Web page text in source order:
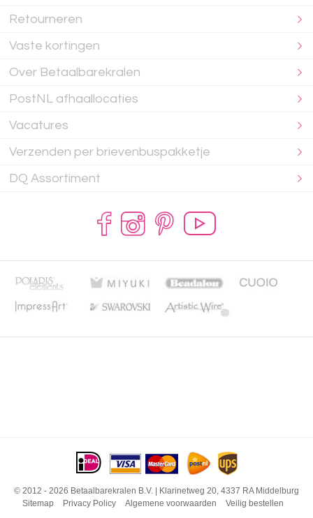
Retourneren
Vaste kortingen
Over Betaalbarekralen
PostNL afhaallocaties
Vacatures
Verzenden per brievenbuspakketje
DQ Assortiment
© 2012 - 2026 Betaalbarekralen B.V. | Klarinetweg 20, 4337 RA Middelburg
Sitemap
Privacy Policy Algemene voorwaarden Veilig bestellen